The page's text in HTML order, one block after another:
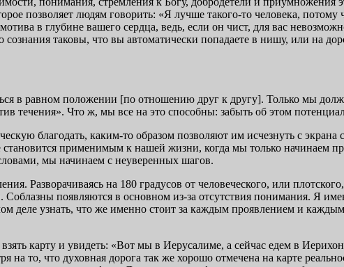
позволяет людям говорить: «Я лучше такого-то человека, потому
в глубине вашего сердца, ведь, если он чист, для вас
таковы, что вы автоматически попадаете в нишу, или на
в равном положении [по отношению друг к другу]. Только мы
течения». Что ж, мы все на это способны: забыть об этом
благодать, каким-то образом позволяют им исчезнуть с
применимым к нашей жизни, когда мы только начинаем
мы начинаем с неуверенных шагов.
Разворачиваясь на 180 градусов от человеческого, или
появляются в основном из-за отсутствия понимания. Я
деле узнать, что же именно стоит за каждым проявлением и
карту и увидеть: «Вот мы в Иерусалиме, а сейчас едем в
то, что духовная дорога так же хорошо отмечена на карте